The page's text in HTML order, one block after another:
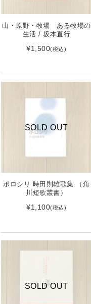
山・原野・牧場 ある牧場の
生活 / 坂本直行
¥1,500(税込)
SOLD OUT
ポロシリ 時田則雄歌集 （角
川短歌叢書）
¥1,100(税込)
SOLD OUT